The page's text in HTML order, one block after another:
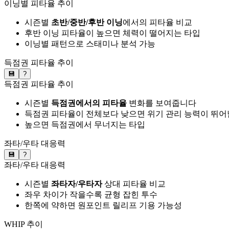
이닝별 피타율 추이
시즌별 초반/중반/후반 이닝에서의 피타율 비교
후반 이닝 피타율이 높으면 체력이 떨어지는 타입
이닝별 패턴으로 스태미나 분석 가능
득점권 피타율 추이
💾 ?
득점권 피타율 추이
시즌별 득점권에서의 피타율 변화를 보여줍니다
득점권 피타율이 전체보다 낮으면 위기 관리 능력이 뛰어
높으면 득점권에서 무너지는 타입
좌타/우타 대응력
💾 ?
좌타/우타 대응력
시즌별 좌타자/우타자상대 피타율 비교
좌우 차이가 작을수록 균형 잡힌 투수
한쪽에 약하면 원포인트 릴리프 기용 가능성
WHIP 추이